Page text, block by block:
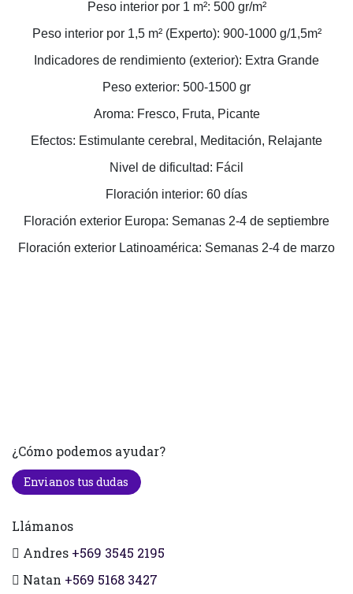
Peso interior por 1 m²: 500 gr/m²
Peso interior por 1,5 m² (Experto): 900-1000 g/1,5m²
Indicadores de rendimiento (exterior): Extra Grande
Peso exterior: 500-1500 gr
Aroma: Fresco, Fruta, Picante
Efectos: Estimulante cerebral, Meditación, Relajante
Nivel de dificultad: Fácil
Floración interior: 60 días
Floración exterior Europa: Semanas 2-4 de septiembre
Floración exterior Latinoamérica: Semanas 2-4 de marzo
¿Cómo podemos ayudar?
Envianos tus dudas
Llámanos
Andres +569 3545 2195
Natan +569 5168 3427